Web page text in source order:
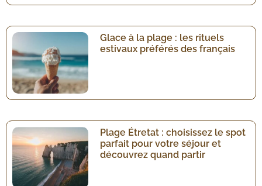
Glace à la plage : les rituels
estivaux préférés des français
Plage Étretat : choisissez le spot
parfait pour votre séjour et
découvrez quand partir